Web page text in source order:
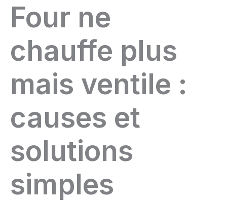
Four ne
chauffe plus
mais ventile :
causes et
solutions
simples